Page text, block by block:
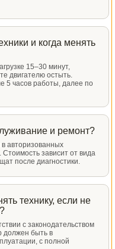
и когда менять
15–30 минут,
двигателю остыть.
5 часов работы, далее по
и ремонт?
авторизованных
зависит от вида
после диагностики.
технику, если не
с законодательством
должен быть в
с полной